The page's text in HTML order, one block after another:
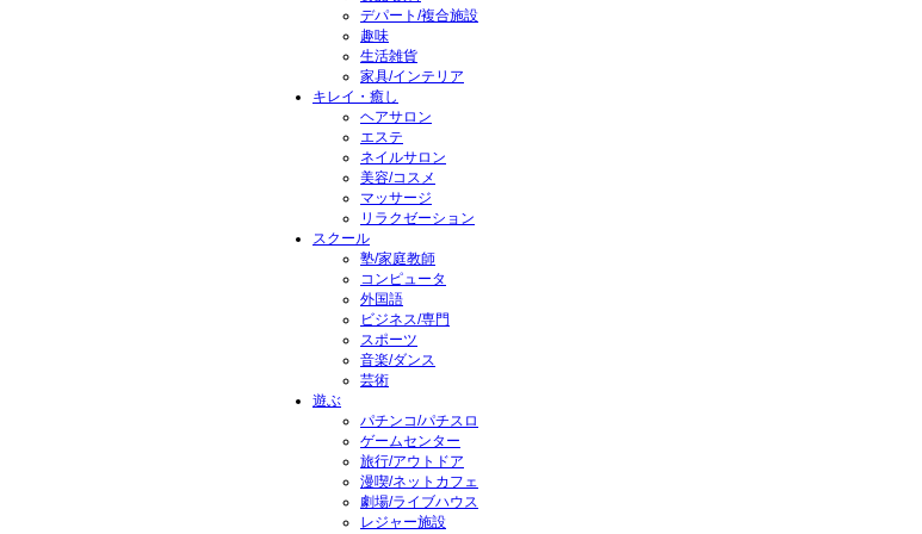
デパート/複合施設
趣味
生活雑貨
家具/インテリア
キレイ・癒し
ヘアサロン
エステ
ネイルサロン
美容/コスメ
マッサージ
リラクゼーション
スクール
塾/家庭教師
コンピュータ
外国語
ビジネス/専門
スポーツ
音楽/ダンス
芸術
遊ぶ
パチンコ/パチスロ
ゲームセンター
旅行/アウトドア
漫喫/ネットカフェ
劇場/ライブハウス
レジャー施設